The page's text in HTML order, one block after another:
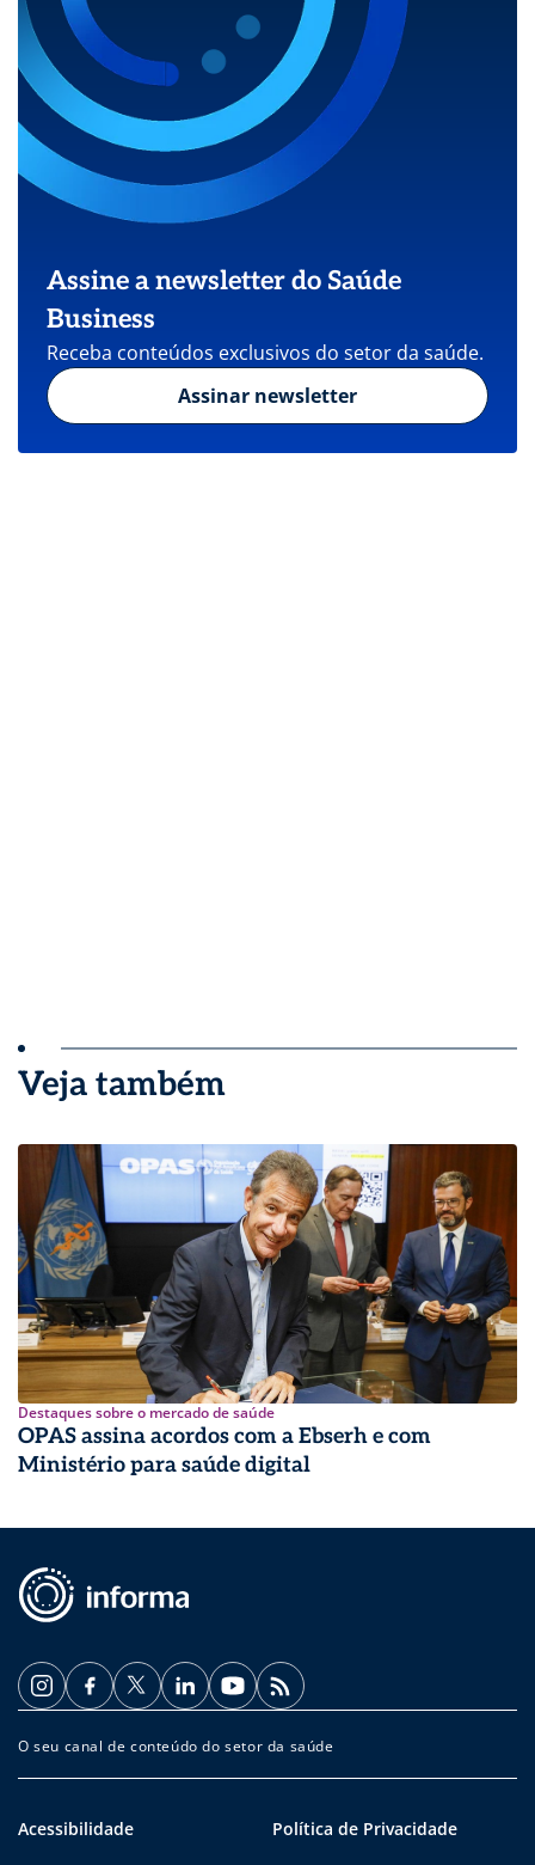
Assine a newsletter do Saúde
Business
Receba conteúdos exclusivos do setor da saúde.
Assinar newsletter
Veja também
Destaques sobre o mercado de saúde
OPAS assina acordos com a Ebserh e com
Ministério para saúde digital
O seu canal de conteúdo do setor da saúde
Acessibilidade
Política de Privacidade